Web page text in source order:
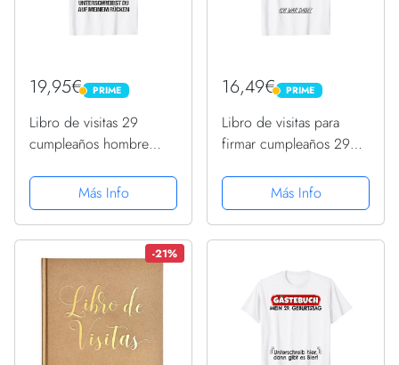
19,95€ PRIME
PRIME
Libro de visitas 29
cumpleaños hombre
cumpleaños decoración
Camiseta
Más Info
16,49€ PRIME
PRIME
Libro de visitas para
firmar cumpleaños 29
Más Info
-21%